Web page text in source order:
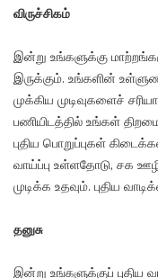
விருச்சிகம்
இன்று உங்களுக்கு
இருக்கும். உங்களின்
முக்கிய முடிவுகளைச்
பணியிடத்தில் உங்கள்
புதிய பொறுப்புகள்
வாய்ப்பு உள்ளதோடு, சக
முடிக்க உதவும். புதிய
தனுசு
இன்று உங்களுக்குப் புதிய